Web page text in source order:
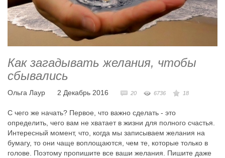
​Как загадывать желания, чтобы
сбывались
Ольга Лаур 2 Декабрь 2016 20 6736 18
С чего же начать? Первое, что важно сделать - это
определить, чего вам не хватает в жизни для полного счастья.
Интересный момент, что, когда мы записываем желания на
бумагу, то они чаще воплощаются, чем те, которые только в
голове. Поэтому пропишите все ваши желания. Пишите даже